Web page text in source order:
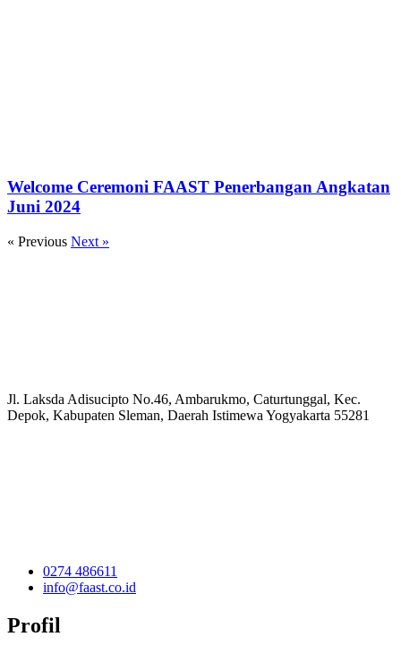
Welcome Ceremoni FAAST Penerbangan Angkatan
Juni 2024
« Previous Next »
Jl. Laksda Adisucipto No.46, Ambarukmo, Caturtunggal, Kec.
Depok, Kabupaten Sleman, Daerah Istimewa Yogyakarta 55281
0274 486611
info@faast.co.id
Profil